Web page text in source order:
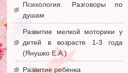
Психология. Разговоры по
душам
Развитие мелкой моторики у
детей в возрасте 1-3 года
(Янушко Е.А.)
Развитие ребенка